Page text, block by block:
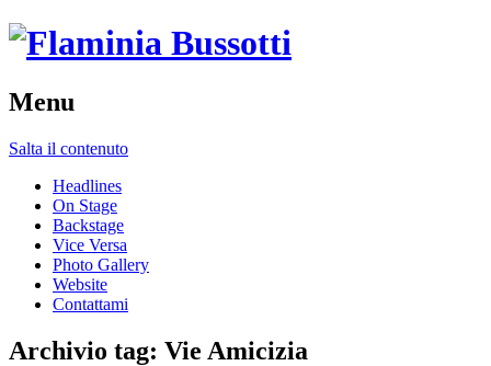
Menu
Salta il contenuto
Headlines
On Stage
Backstage
Vice Versa
Photo Gallery
Website
Contattami
Archivio tag: Vie Amicizia